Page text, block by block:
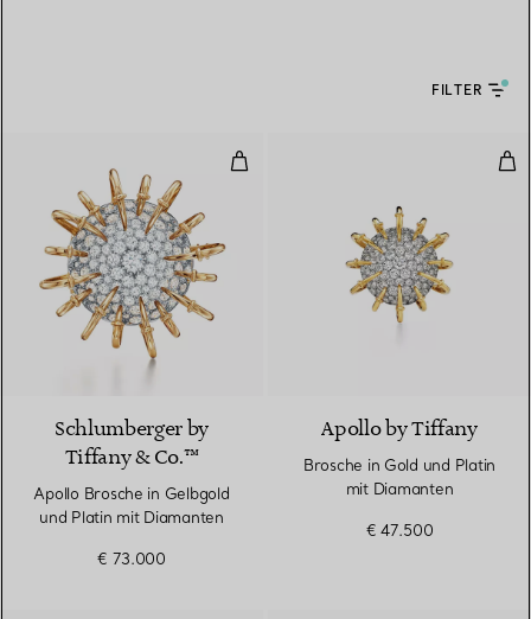
FILTER
Apollo Brosche in Gelbgold und
Schlumberger by
Tiffany & Co.™
Apollo Brosche in Gelbgold
und Platin mit Diamanten
€ 73.000
Apollo by Tiffany
Brosche in Gold und Platin
mit Diamanten
€ 47.500